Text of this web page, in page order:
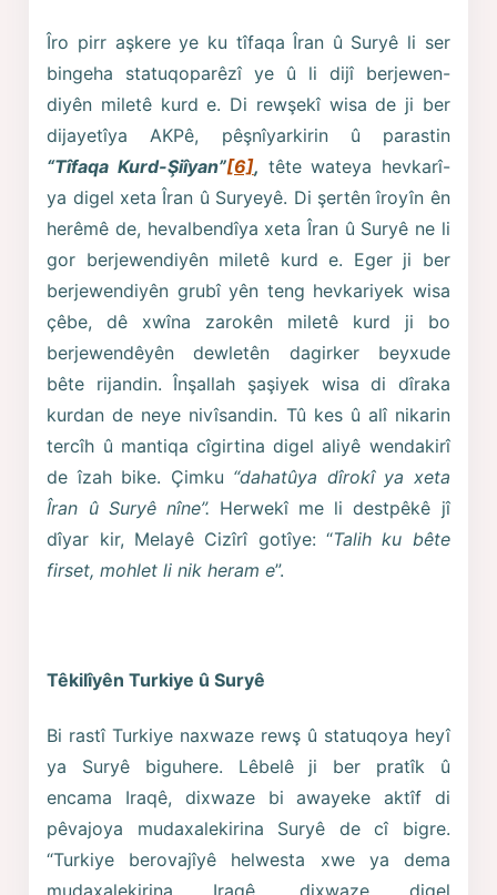
Îro pirr aşkere ye ku tîfaqa Îran û Suryê li ser
bingeha statuqoparêzî ye û li dijî berjewen-
diyên miletê kurd e. Di rewşekî wisa de ji ber
dijayetîya AKPê, pêşnîyarkirin û parastin
“Tîfaqa Kurd-Şiîyan”[6], tête wateya hevkarî-
ya digel xeta Îran û Suryeyê. Di şertên îroyîn ên
herêmê de, hevalbendîya xeta Îran û Suryê ne li
gor berjewendiyên miletê kurd e. Eger ji ber
berjewendiyên grubî yên teng hevkariyek wisa
çêbe, dê xwîna zarokên miletê kurd ji bo
berjewendêyên dewletên dagirker beyxude
bête rijandin. Înşallah şaşiyek wisa di dîraka
kurdan de neye nivîsandin. Tû kes û alî nikarin
tercîh û mantiqa cîgirtina digel aliyê wendakirî
de îzah bike. Çimku “dahatûya dîrokî ya xeta
Îran û Suryê nîne”. Herwekî me li destpêkê jî
dîyar kir, Melayê Cizîrî gotîye: “Talih ku bête
firset, mohlet li nik heram e”.
Têkilîyên Turkiye û Suryê
Bi rastî Turkiye naxwaze rewş û statuqoya heyî
ya Suryê biguhere. Lêbelê ji ber pratîk û
encama Iraqê, dixwaze bi awayeke aktîf di
pêvajoya mudaxalekirina Suryê de cî bigre.
“Turkiye berovajîyê helwesta xwe ya dema
mudaxalekirina Iraqê, dixwaze digel